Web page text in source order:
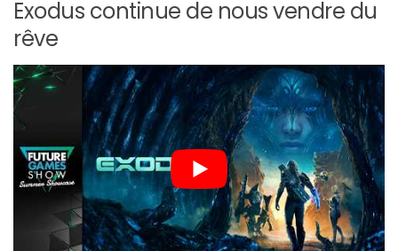
Exodus continue de nous vendre du
rêve